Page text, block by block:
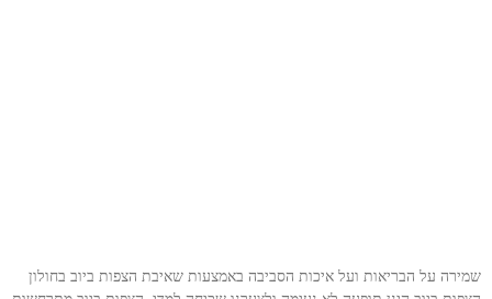
שמירה על הבריאות ועל איכות הסביבה באמצעות שאיבת הצפות ביוב בחולון